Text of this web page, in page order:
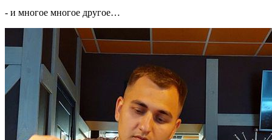
- и многое многое другое…